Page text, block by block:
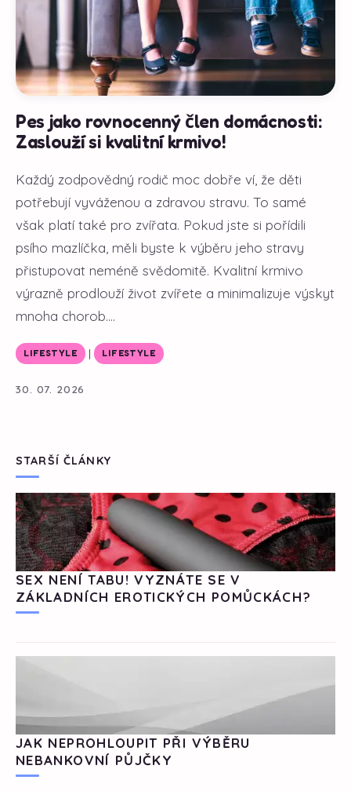
Pes jako rovnocenný člen domácnosti:
Zaslouží si kvalitní krmivo!
Každý zodpovědný rodič moc dobře ví, že děti
potřebují vyváženou a zdravou stravu. To samé
však platí také pro zvířata. Pokud jste si pořídili
psího mazlíčka, měli byste k výběru jeho stravy
přistupovat neméně svědomitě. Kvalitní krmivo
výrazně prodlouží život zvířete a minimalizuje výskyt
mnoha chorob....
LIFESTYLE | LIFESTYLE
30. 07. 2026
STARŠÍ ČLÁNKY
SEX NENÍ TABU! VYZNÁTE SE V
ZÁKLADNÍCH EROTICKÝCH POMŮCKÁCH?
JAK NEPROHLOUPIT PŘI VÝBĚRU
NEBANKOVNÍ PŮJČKY